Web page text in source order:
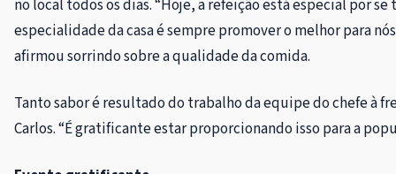
no local todos os dias. “Hoje, a refeição está especial por
especialidade da casa é sempre promover o melhor para
afirmou sorrindo sobre a qualidade da comida.
Tanto sabor é resultado do trabalho da equipe do chefe à
Carlos. “É gratificante estar proporcionando isso para a